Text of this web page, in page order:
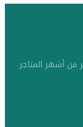
من أشهر المتاجر